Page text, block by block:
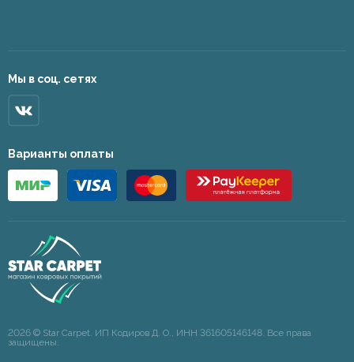
Мы в соц. сетях
Варианты оплаты
2026 © Star Carpet. ИП Кодиров Д. О., ИНН 361605146148. Все права
защищены.